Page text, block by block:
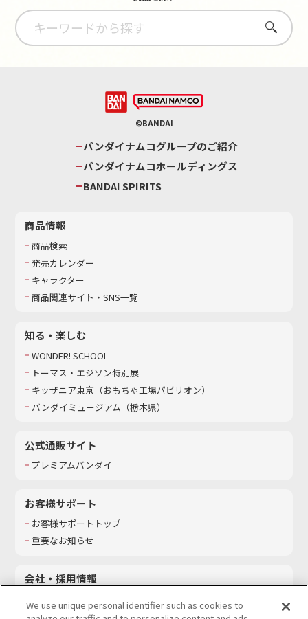
さがす
©BANDAI
バンダイナムコグループのご紹介
バンダイナムコホールディングス
BANDAI SPIRITS
商品情報
商品検索
発売カレンダー
キャラクター
商品関連サイト・SNS一覧
知る・楽しむ
WONDER! SCHOOL
トーマス・エジソン特別展
キッザニア東京（おもちゃ工場パビリオン）​
バンダイミュージアム（栃木県）
公式通販サイト
プレミアムバンダイ
お客様サポート
お客様サポートトップ
重要なお知らせ
会社・採用情報
採用情報
We use unique personal identifier such as cookies to